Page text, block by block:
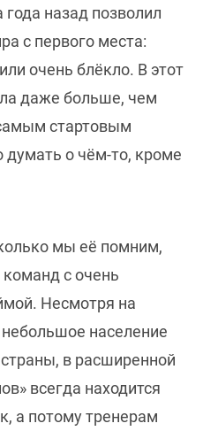
назад позволил
с первого места:
очень блёкло. В этот
даже больше, чем
стартовым
о чём-то, кроме
мы её помним,
команд с очень
Несмотря на
население
в расширенной
всегда находится
а потому тренерам